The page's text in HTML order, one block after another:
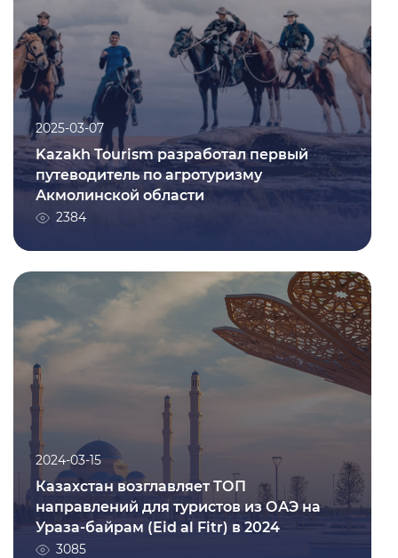
2025-03-07
Kazakh Tourism разработал первый
путеводитель по агротуризму
Акмолинской области
2384
путеводитель по агротуризму
Акмолинской области
2384
2024-03-15
Казахстан возглавляет ТОП
направлений для туристов из ОАЭ на
Ураза-байрам (Eid al Fitr) в 2024
3085
2024-03-15
Казахстан возглавляет ТОП
направлений для туристов из ОАЭ на
Ураза-байрам (Eid al Fitr) в 2024